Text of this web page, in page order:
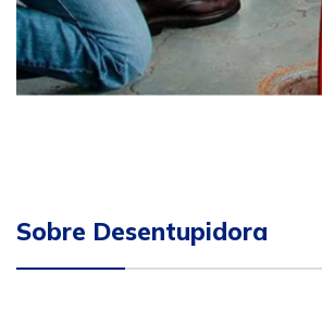
Sobre Desentupidora